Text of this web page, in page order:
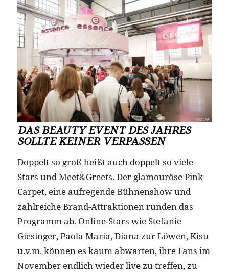
DAS BEAUTY EVENT DES JAHRES
SOLLTE KEINER VERPASSEN
Doppelt so groß heißt auch doppelt so viele
Stars und Meet&Greets. Der glamouröse Pink
Carpet, eine aufregende Bühnenshow und
zahlreiche Brand-Attraktionen runden das
Programm ab. Online-Stars wie Stefanie
Giesinger, Paola Maria, Diana zur Löwen, Kisu
u.v.m. können es kaum abwarten, ihre Fans im
November endlich wieder live zu treffen, zu